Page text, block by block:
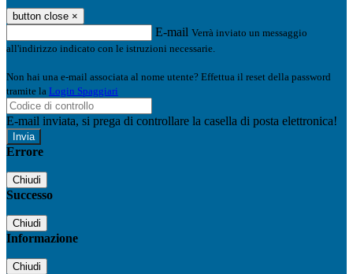
button close ×
E-mail Verrà inviato un messaggio
all'indirizzo indicato con le istruzioni necessarie.
Non hai una e-mail associata al nome utente? Effettua il reset della password
tramite la Login Spaggiari
E-mail inviata, si prega di controllare la casella di posta elettronica!
Errore
Chiudi
Successo
Chiudi
Informazione
Chiudi